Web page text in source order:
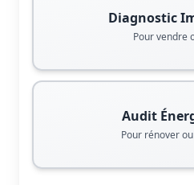
Diagnostic
Pour vendre
Audit
Pour rénover